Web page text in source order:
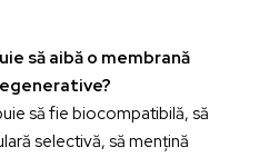
să aibă o membrană
să fie biocompatibilă, să
selectivă, să mențină